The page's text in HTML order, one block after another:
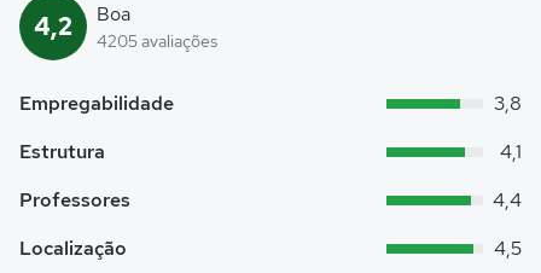
4,2 Boa
4205 avaliações
Empregabilidade
3,8
Estrutura
4,1
Professores
4,4
Localização
4,5